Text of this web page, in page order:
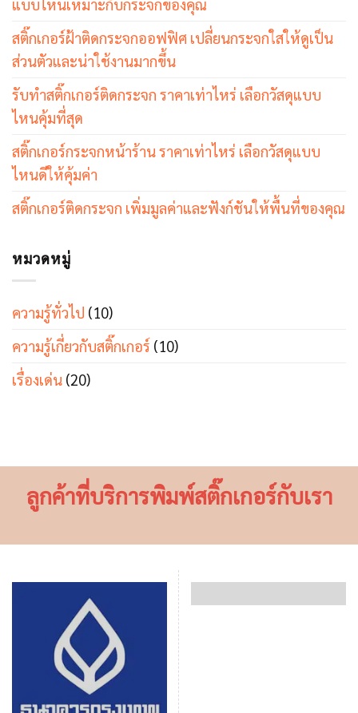
แบบไหนเหมาะกับกระจกของคุณ
สติ๊กเกอร์ฝ้าติดกระจกออฟฟิศ เปลี่ยนกระจกใสให้ดูเป็น
ส่วนตัวและน่าใช้งานมากขึ้น
รับทำสติ๊กเกอร์ติดกระจก ราคาเท่าไหร่ เลือกวัสดุแบบ
ไหนคุ้มที่สุด
สติ๊กเกอร์กระจกหน้าร้าน ราคาเท่าไหร่ เลือกวัสดุแบบ
ไหนดีให้คุ้มค่า
สติ๊กเกอร์ติดกระจก เพิ่มมูลค่าและฟังก์ชันให้พื้นที่ของคุณ
หมวดหมู่
ความรู้ทั่วไป (10)
ความรู้เกี่ยวกับสติ๊กเกอร์ (10)
เรื่องเด่น (20)
ลูกค้าที่บริการพิมพ์สติ๊กเกอร์กับเรา